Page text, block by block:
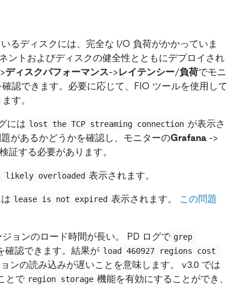
るディスクには、完全な I/O 負荷がかかっていま
ントおよびディスクの健全性とともにデプロイされ
>ディスクパフォ​​ーマンス->レイテンシー/負荷でモニ
認できます。必要に応じて、FIO ツールを使用して
す。
には lost the TCP streaming connection が表示さ
があるかどうかを確認し、モニターのGrafana ->
証する必要があります。
likely overloaded 表示されます。
lease is not expired 表示されます。
この問題
ョンのロード時間が長い。 PD ログで grep
確認できます。結果が load 460927 regions cost
ンの読み込みが遅いことを意味します。 v3.0 では
とで region storage 機能を有効にすることができ、